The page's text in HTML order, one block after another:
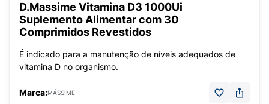
D.Massime Vitamina D3 1000Ui
Suplemento Alimentar com 30
Comprimidos Revestidos
É indicado para a manutenção de níveis adequados de
vitamina D no organismo.
Marca:MÁSSIME